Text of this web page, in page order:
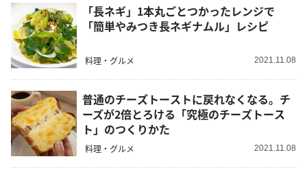
「長ネギ」1本丸ごとつかったレンジで
「簡単やみつき長ネギナムル」レシピ
料理・グルメ 2021.11.08
普通のチーズトーストに戻れなくなる。チ
ーズが2倍とろける「究極のチーズトース
ト」のつくりかた
料理・グルメ 2021.11.08